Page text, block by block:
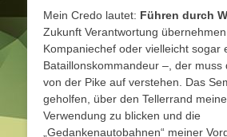
Mein Credo lautet: Führen durch
Zukunft Verantwortung
Kompaniechef oder vielleicht sogar
Bataillonskommandeur –, der muss
von der Pike auf verstehen. Das
geholfen, über den Tellerrand
Verwendung zu blicken und die
„Gedankenautobahnen“ meiner